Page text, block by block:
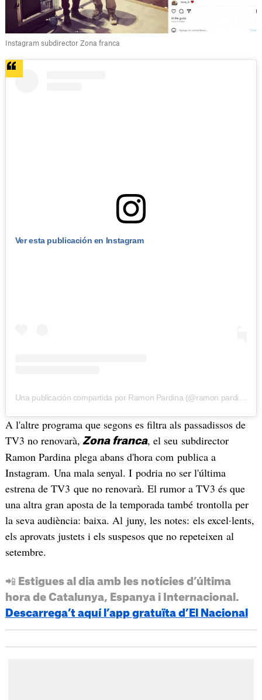
Instagram subdirector Zona franca
Ver esta publicación en Instagram
A l'altre programa que segons es filtra als passadissos de
TV3 no renovarà, Zona franca, el seu subdirector
Ramon Pardina plega abans d'hora com publica a
Instagram. Una mala senyal. I podria no ser l'última
estrena de TV3 que no renovarà. El rumor a TV3 és que
una altra gran aposta de la temporada també trontolla per
la seva audiència: baixa. Al juny, les notes: els excel·lents,
els aprovats justets i els suspesos que no repeteixen al
setembre.
📲 Estigues al dia amb les notícies d’última
hora de Catalunya, Espanya i Internacional.
Descarrega’t aquí l’app gratuïta d’El Nacional